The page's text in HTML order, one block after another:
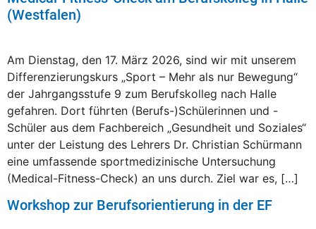
(Westfalen)
Am Dienstag, den 17. März 2026, sind wir mit unserem
Differenzierungskurs „Sport – Mehr als nur Bewegung“
der Jahrgangsstufe 9 zum Berufskolleg nach Halle
gefahren. Dort führten (Berufs-)Schülerinnen und -
Schüler aus dem Fachbereich „Gesundheit und Soziales“
unter der Leistung des Lehrers Dr. Christian Schürmann
eine umfassende sportmedizinische Untersuchung
(Medical-Fitness-Check) an uns durch. Ziel war es, […]
Workshop zur Berufsorientierung in der EF